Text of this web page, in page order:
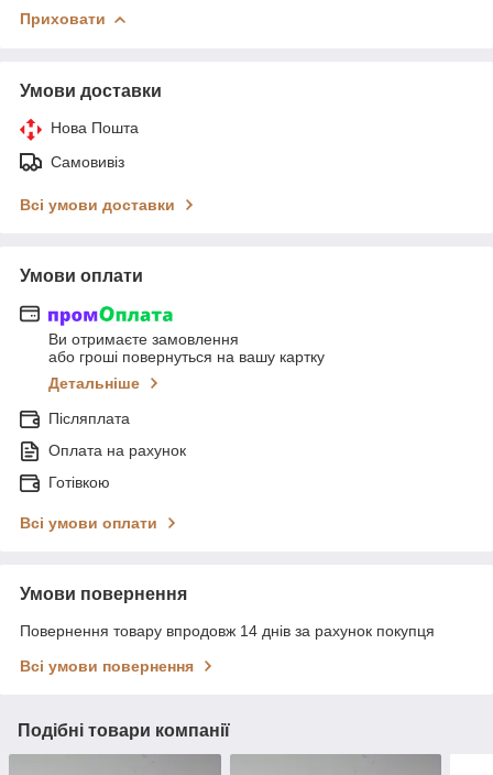
Приховати
Умови доставки
Нова Пошта
Самовивіз
Всі умови доставки
Умови оплати
Ви отримаєте замовлення
або гроші повернуться на вашу картку
Детальніше
Післяплата
Оплата на рахунок
Готівкою
Всі умови оплати
Умови повернення
Повернення товару впродовж 14 днів за рахунок покупця
Всі умови повернення
Подібні товари компанії